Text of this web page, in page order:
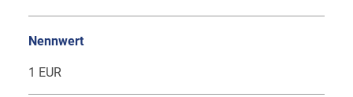
Nennwert
1 EUR